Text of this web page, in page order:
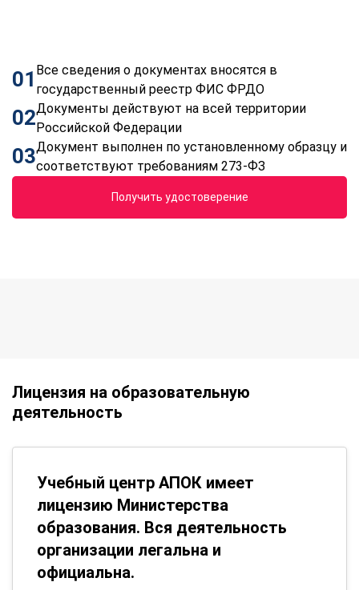
01 Все сведения о документах вносятся в
государственный реестр ФИС ФРДО
02Документы действуют на всей территории
Российской Федерации
03Документ выполнен по установленному образцу и
соответствуют требованиям 273-ФЗ
Получить удостоверение
Лицензия на образовательную
деятельность
Учебный центр АПОК имеет
лицензию Министерства
образования. Вся деятельность
организации легальна и
официальна.